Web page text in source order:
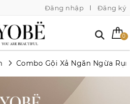
Đăng nhập Đăng ký
0
Combo Gội Xả Ngăn Ngừa